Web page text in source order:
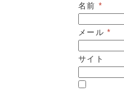
名前 *
メール*
サイト